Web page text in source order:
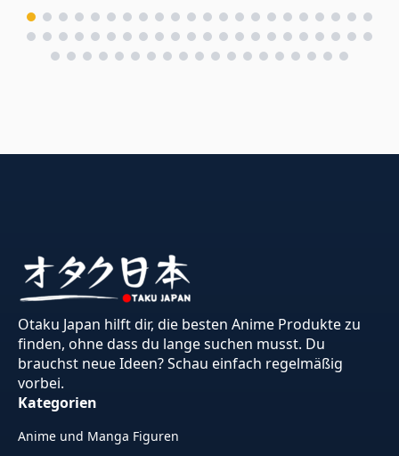
Otaku Japan hilft dir, die besten Anime Produkte zu
finden, ohne dass du lange suchen musst. Du
brauchst neue Ideen? Schau einfach regelmäßig
vorbei.
Kategorien
Anime und Manga Figuren